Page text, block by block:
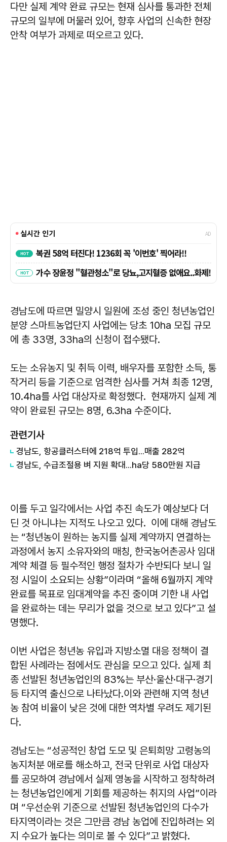
다만 실제 계약 완료 규모는 현재 심사를 통과한 전체
규모의 일부에 머물러 있어, 향후 사업의 신속한 현장
안착 여부가 과제로 떠오르고 있다.
경남도에 따르면 밀양시 일원에 조성 중인 청년농업인
분양 스마트농업단지 사업에는 당초 10ha 모집 규모
에 총 33명, 33ha의 신청이 접수됐다.
도는 소유농지 및 취득 이력, 배우자를 포함한 소득, 통
작거리 등을 기준으로 엄격한 심사를 거쳐 최종 12명,
10.4ha를 사업 대상자로 확정했다. 현재까지 실제 계
약이 완료된 규모는 8명, 6.3ha 수준이다.
관련기사
경남도, 항공클러스터에 218억 투입...매출 282억
경남도, 수급조절용 벼 지원 확대...ha당 580만원 지급
이를 두고 일각에서는 사업 추진 속도가 예상보다 더
딘 것 아니냐는 지적도 나오고 있다. 이에 대해 경남도
는 “청년농이 원하는 농지를 실제 계약까지 연결하는
과정에서 농지 소유자와의 매칭, 한국농어촌공사 임대
계약 체결 등 필수적인 행정 절차가 수반되다 보니 일
정 시일이 소요되는 상황”이라며 “올해 6월까지 계약
완료를 목표로 임대계약을 추진 중이며 기한 내 사업
을 완료하는 데는 무리가 없을 것으로 보고 있다”고 설
명했다.
이번 사업은 청년농 유입과 지방소멸 대응 정책이 결
합된 사례라는 점에서도 관심을 모으고 있다. 실제 최
종 선발된 청년농업인의 83%는 부산·울산·대구·경기
등 타지역 출신으로 나타났다.이와 관련해 지역 청년
농 참여 비율이 낮은 것에 대한 역차별 우려도 제기된
다.
경남도는 “성공적인 창업 도모 및 은퇴희망 고령농의
농지처분 애로를 해소하고, 전국 단위로 사업 대상자
를 공모하여 경남에서 실제 영농을 시작하고 정착하려
는 청년농업인에게 기회를 제공하는 취지의 사업”이라
며 “우선순위 기준으로 선발된 청년농업인의 다수가
타지역이라는 것은 그만큼 경남 농업에 진입하려는 외
지 수요가 높다는 의미로 볼 수 있다”고 밝혔다.